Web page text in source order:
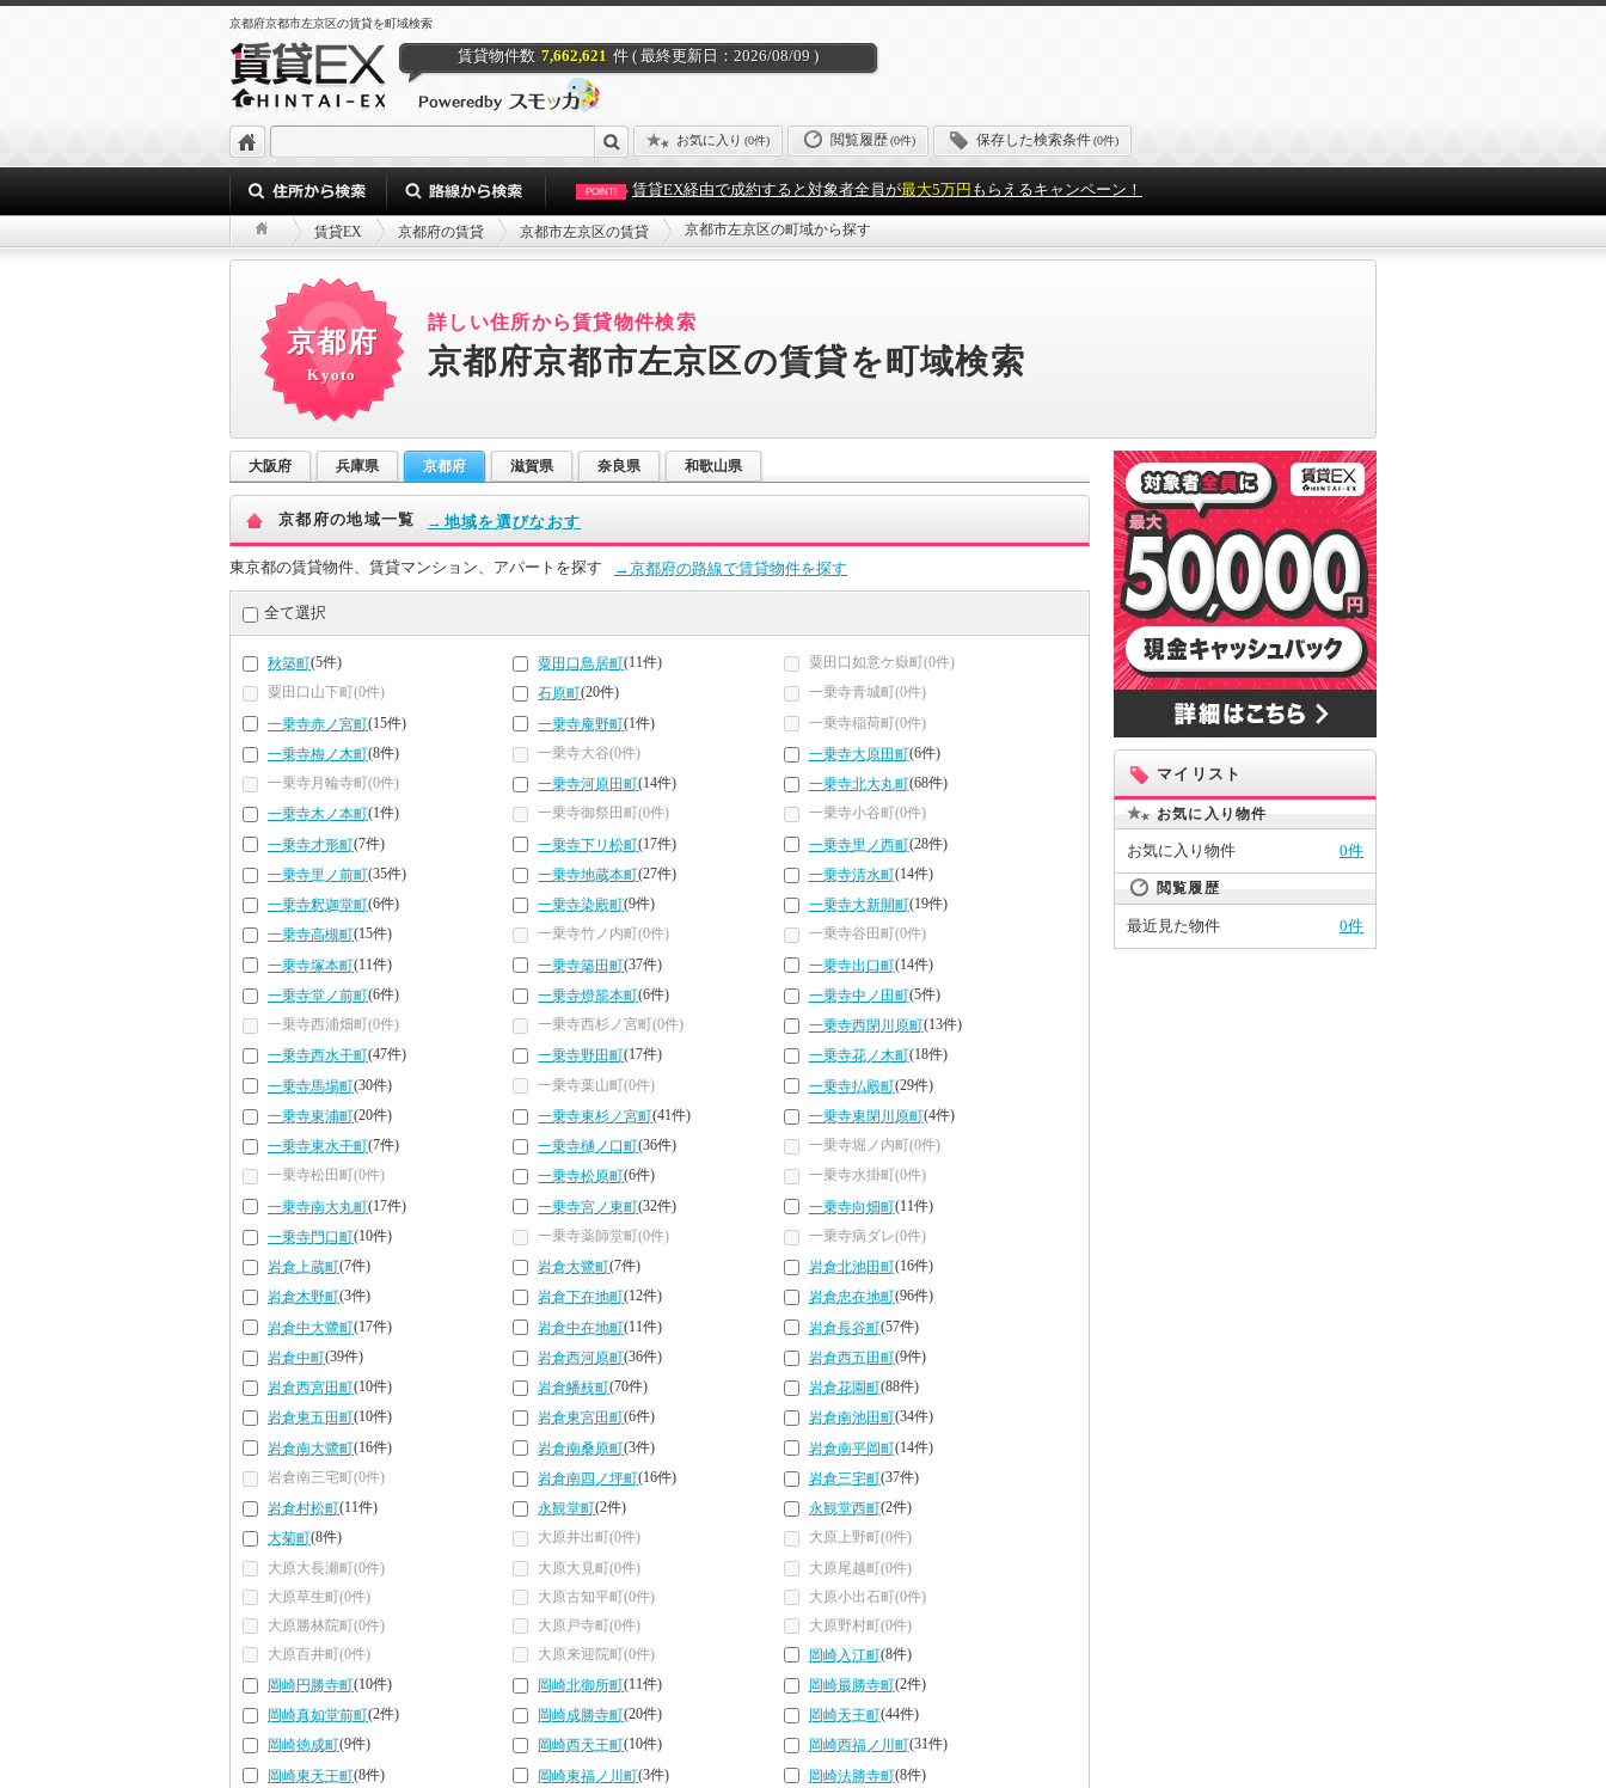
京都府京都市左京区の賃貸を町域検索
賃貸物件数 7,662,621 件 ( 最終更新日：2026/08/09 )
お気に入り (0件) 閲覧履歴(0件) 保存した検索条件(0件)
POINT! 賃貸EX経由で成約すると対象者全員が最大5万円 もらえるキャンペーン！
賃貸EX 京都府の賃貸 京都市左京区の賃貸 京都市左京区の町域から探す
京都府
Kyoto
詳しい住所から賃貸物件検索
京都府京都市左京区の賃貸を町域検索
大阪府 兵庫県 京都府 滋賀県 奈良県 和歌山県
京都府の地域一覧 →地域を選びなおす
東京都の賃貸物件、賃貸マンション、アパートを探す →京都府の路線で賃貸物件を探す
全て選択
秋築町(5件) 粟田口鳥居町(11件)
粟田口如意ケ嶽町(0件)
粟田口山下町(0件)
石原町(20件)
一乗寺青城町(0件)
一乗寺赤ノ宮町(15件) 一乗寺庵野町(1件)
一乗寺稲荷町(0件)
一乗寺梅ノ木町(8件) 一乗寺大谷(0件) 一乗寺大原田町(6件)
一乗寺月輪寺町(0件)
一乗寺河原田町(14件) 一乗寺北大丸町(68件)
一乗寺木ノ本町(1件) 一乗寺御祭田町(0件)
一乗寺小谷町(0件)
一乗寺才形町(7件) 一乗寺下リ松町(17件) 一乗寺里ノ西町(28件)
一乗寺里ノ前町(35件) 一乗寺地蔵本町(27件) 一乗寺清水町(14件)
一乗寺釈迦堂町(6件) 一乗寺染殿町(9件) 一乗寺大新開町(19件)
一乗寺高槻町(15件) 一乗寺竹ノ内町(0件)
一乗寺谷田町(0件)
一乗寺塚本町(11件) 一乗寺築田町(37件) 一乗寺出口町(14件)
一乗寺堂ノ前町(6件) 一乗寺燈籠本町(6件) 一乗寺中ノ田町(5件)
一乗寺西浦畑町(0件)
一乗寺西杉ノ宮町(0件) 一乗寺西閉川原町(13件)
一乗寺西水干町(47件) 一乗寺野田町(17件) 一乗寺花ノ木町(18件)
一乗寺馬場町(30件) 一乗寺葉山町(0件) 一乗寺払殿町(29件)
一乗寺東浦町(20件) 一乗寺東杉ノ宮町(41件) 一乗寺東閉川原町(4件)
一乗寺東水干町(7件) 一乗寺樋ノ口町(36件)
一乗寺堀ノ内町(0件)
一乗寺松田町(0件)
一乗寺松原町(6件)
一乗寺水掛町(0件)
一乗寺南大丸町(17件) 一乗寺宮ノ東町(32件) 一乗寺向畑町(11件)
一乗寺門口町(10件) 一乗寺薬師堂町(0件)
一乗寺病ダレ(0件)
岩倉上蔵町(7件) 岩倉大鷺町(7件) 岩倉北池田町(16件)
岩倉木野町(3件) 岩倉下在地町(12件) 岩倉忠在地町(96件)
岩倉中大鷺町(17件) 岩倉中在地町(11件) 岩倉長谷町(57件)
岩倉中町(39件) 岩倉西河原町(36件) 岩倉西五田町(9件)
岩倉西宮田町(10件) 岩倉幡枝町(70件) 岩倉花園町(88件)
岩倉東五田町(10件) 岩倉東宮田町(6件) 岩倉南池田町(34件)
岩倉南大鷺町(16件) 岩倉南桑原町(3件) 岩倉南平岡町(14件)
岩倉南三宅町(0件)
岩倉南四ノ坪町(16件) 岩倉三宅町(37件)
岩倉村松町(11件) 永観堂町(2件) 永観堂西町(2件)
大菊町(8件) 大原井出町(0件)
大原上野町(0件)
大原大長瀬町(0件)
大原大見町(0件)
大原尾越町(0件)
大原草生町(0件)
大原古知平町(0件)
大原小出石町(0件)
大原勝林院町(0件)
大原戸寺町(0件)
大原野村町(0件)
大原百井町(0件)
大原来迎院町(0件) 岡崎入江町(8件)
岡崎円勝寺町(10件) 岡崎北御所町(11件) 岡崎最勝寺町(2件)
岡崎真如堂前町(2件) 岡崎成勝寺町(20件) 岡崎天王町(44件)
岡崎徳成町(9件) 岡崎西天王町(10件) 岡崎西福ノ川町(31件)
岡崎東天王町(8件) 岡崎東福ノ川町(3件) 岡崎法勝寺町(8件)
マイリスト
お気に入り物件
お気に入り物件 0件
閲覧履歴
最近見た物件 0件